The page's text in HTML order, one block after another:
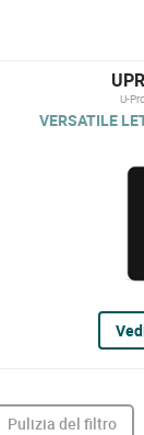
U-
VERSATILE
Pulizia del filtro